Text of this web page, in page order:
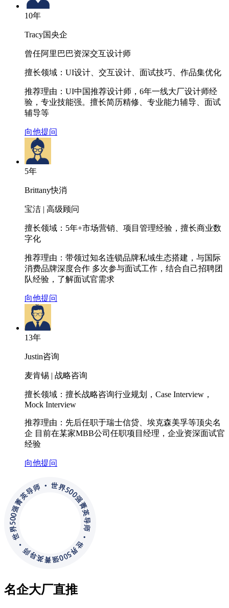
10年
Tracy国央企
曾任阿里巴巴资深交互设计师
擅长领域： UI设计、交互设计、面试技巧、作品集优化
推荐理由： UI中国推荐设计师，6年一线大厂设计师经
验，专业技能强。擅长简历精修、专业能力辅导、面试
辅导等
向他提问
5年
Brittany快消
宝洁 | 高级顾问
擅长领域： 5年+市场营销、项目管理经验，擅长商业数
字化
推荐理由： 带领过知名连锁品牌私域生态搭建，与国际
消费品牌深度合作 多次参与面试工作，结合自己招聘团
队经验，了解面试官需求
向他提问
13年
Justin咨询
麦肯锡 | 战略咨询
擅长领域： 擅长战略咨询行业规划，Case Interview，
Mock Interview
推荐理由： 先后任职于瑞士信贷、埃克森美孚等顶尖名
企 目前在某家MBB公司任职项目经理，企业资深面试官
经验
向他提问
名企大厂直推